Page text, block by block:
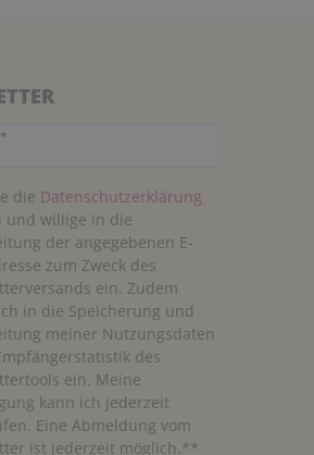
Honig
die Daten­schutz­erklärung
und willige in die
der angegebenen E-
zum Zweck des
ein. Zudem
in die Speicherung und
meiner Nutzungsdaten
des
ein. Meine
kann ich jederzeit
Eine Abmeldung vom
ist jederzeit möglich.**